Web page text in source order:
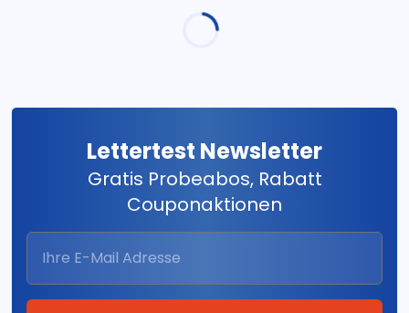
Lettertest Newsletter
Gratis Probeabos, Rabatt
Couponaktionen